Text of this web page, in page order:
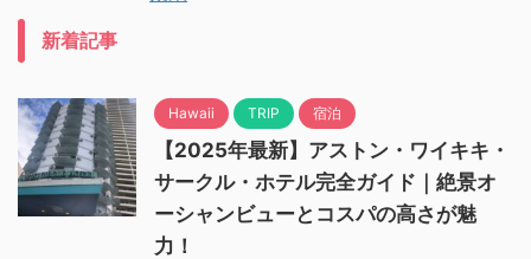
新着記事
Hawaii TRIP 宿泊
【2025年最新】アストン・ワイキキ・
サークル・ホテル完全ガイド｜絶景オ
ーシャンビューとコスパの高さが魅
力！